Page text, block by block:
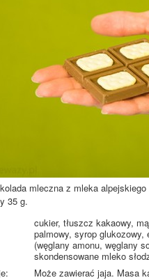
mleczna z mleka
35 g.
cukier, tłuszcz kakaowy,
palmowy, syrop
(węglany amonu, węglany
skondensowane mleko
Może zawierać jaja. Masa